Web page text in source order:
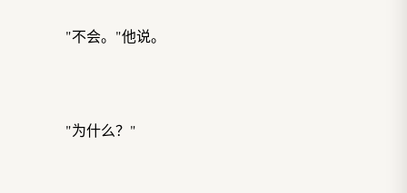
"不会。"他说。
"为什么？"